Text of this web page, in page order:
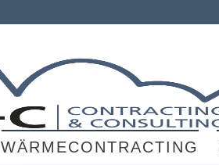
WÄRMECONTRACTING